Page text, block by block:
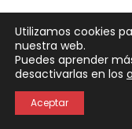
Neve|
Política de
Utilizamos cookies
nuestra web.
Puedes aprender
desactivarlas en los
Aceptar